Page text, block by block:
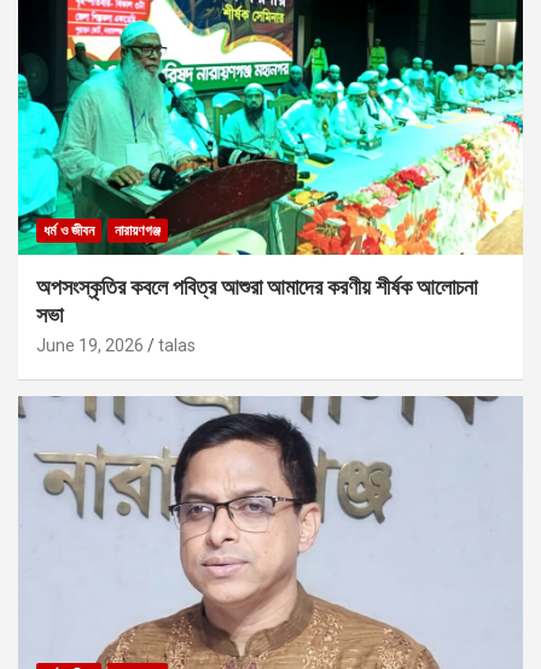
ধর্ম ও জীবন নারায়ণগঞ্জ
অপসংস্কৃতির কবলে পবিত্র আশুরা আমাদের করণীয় শীর্ষক আলোচনা
সভা
June 19, 2026 talas